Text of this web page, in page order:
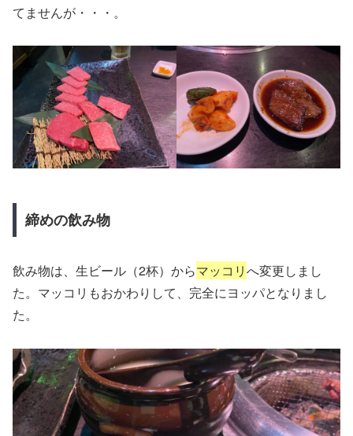
てませんが・・・。
締めの飲み物
飲み物は、生ビール（2杯）からマッコリへ変更しまし
た。マッコリもおかわりして、完全にヨッパとなりまし
た。